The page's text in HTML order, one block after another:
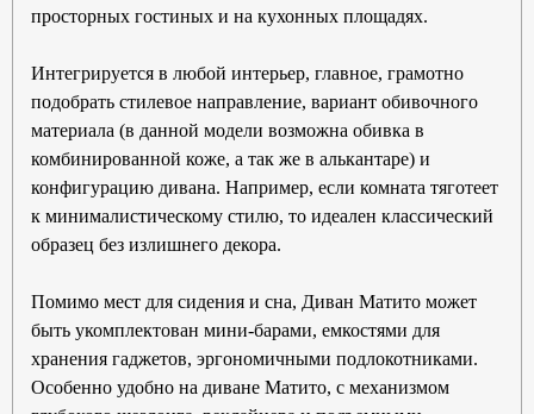
просторных гостиных и на кухонных площадях.
Интегрируется в любой интерьер, главное, грамотно
подобрать стилевое направление, вариант обивочного
материала (в данной модели возможна обивка в
комбинированной коже, а так же в алькантаре) и
конфигурацию дивана. Например, если комната тяготеет
к минималистическому стилю, то идеален классический
образец без излишнего декора.
Помимо мест для сидения и сна, Диван Матито может
быть укомплектован мини-барами, емкостями для
хранения гаджетов, эргономичными подлокотниками.
Особенно удобно на диване Матито, с механизмом